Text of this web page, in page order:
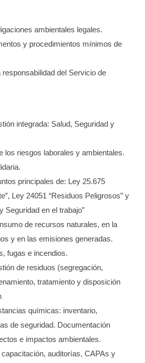
ambientales legales.
y procedimientos mínimos de
del Servicio de
integrada: Salud, Seguridad y
los riesgos laborales y ambientales.
principales de: Ley 25.675
Ley 24051 “Residuos Peligrosos” y
Seguridad en el trabajo”
de recursos naturales, en la
y en las emisiones generadas.
fugas e incendios.
de residuos (segregación,
tratamiento y disposición
químicas: inventario,
de seguridad. Documentación
e impactos ambientales.
auditorías, CAPAs y